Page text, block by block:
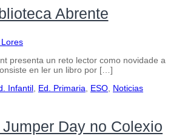
Abrente
presenta un reto lector como novidade a
en ler un libro por […]
Infantil, Ed. Primaria, ESO, Noticias
Day no Colexio